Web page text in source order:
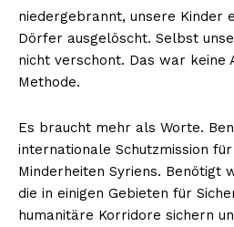
niedergebrannt, unsere Kinder
Dörfer ausgelöscht. Selbst
nicht verschont. Das war keine
Methode.
Es braucht mehr als Worte.
internationale Schutzmission
Minderheiten Syriens. Benötigt
die in einigen Gebieten für
humanitäre Korridore sichern